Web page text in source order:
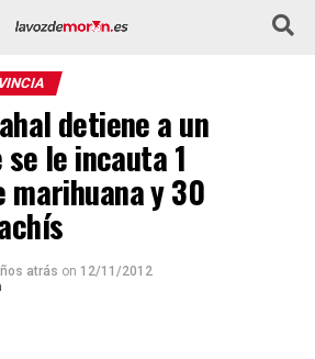
detiene a un
le incauta 1
marihuana y 30
atrás on 12/11/2012